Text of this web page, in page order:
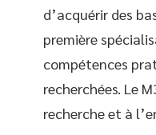
d’acquérir des
première
compétences
recherchées. Le
recherche et à